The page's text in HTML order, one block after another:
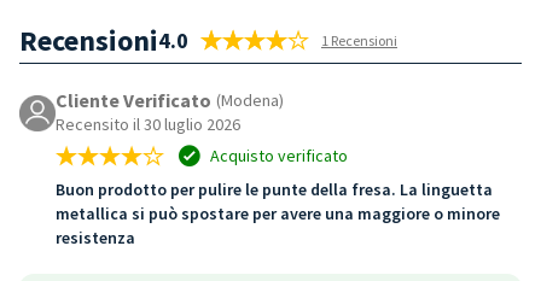
Recensioni4.0 1 Recensioni
Cliente Verificato (Modena)
Recensito il 30 luglio 2026
Acquisto verificato
Buon prodotto per pulire le punte della fresa. La linguetta
metallica si può spostare per avere una maggiore o minore
resistenza